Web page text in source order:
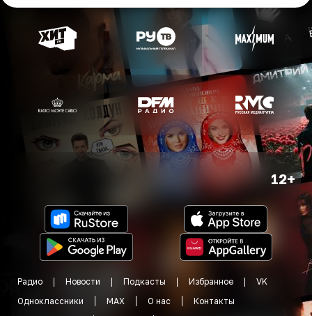
12+
Радио Новости Подкасты Избранное
VK
Одноклассники
MAX О нас
Контакты